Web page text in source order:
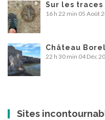
Sur les traces
16 h 22 min 05 Août
Château
22 h 30 min 04 Déc
Sites